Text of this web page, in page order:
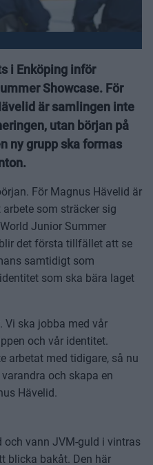
i Enköping inför
Showcase. För
är samlingen inte
utan början på
ny grupp ska formas
För Magnus Hävelid är
som sträcker sig
Junior Summer
det första tillfället att se
samtidigt som
som ska bära laget
Vi ska jobba med vår
och vår identitet.
arbetat med tidigare, så nu
och skapa en
Hävelid.
och vann JVM-guld i vintras
blicka bakåt. Den här